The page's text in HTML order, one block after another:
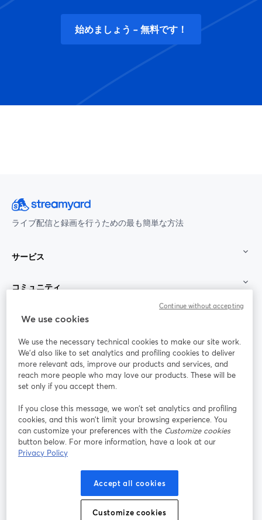
始めましょう - 無料です！
ライブ配信と録画を行うための最も簡単な方法
サービス
コミュニティ
StreamYard：
参加する
ライ
ンセ
ミナ
ー
Facebook
新しいタブで開く(Twitter)
YouTube
Instagram
新しいタブで開く
LinkedIn
新しいタブで開く
新しいタブで開く
プラットフォーム利用規約
個人情報保護方針 クッキーポリシー
We use cookies
We use the necessary technical cookies to make our site work.
We'd also like to set analytics and profiling cookies to deliver
more relevant ads, improve our products and services, and
reach more people who may love our products. These will be
set only if you accept them.
If you close this message, we won’t set analytics and profiling
cookies, and this won’t limit your browsing experience. You
can customize your preferences with the Customize cookies
button below. For more information, have a look at our
Privacy Policy
Accept all cookies
Customize cookies
Continue without accepting